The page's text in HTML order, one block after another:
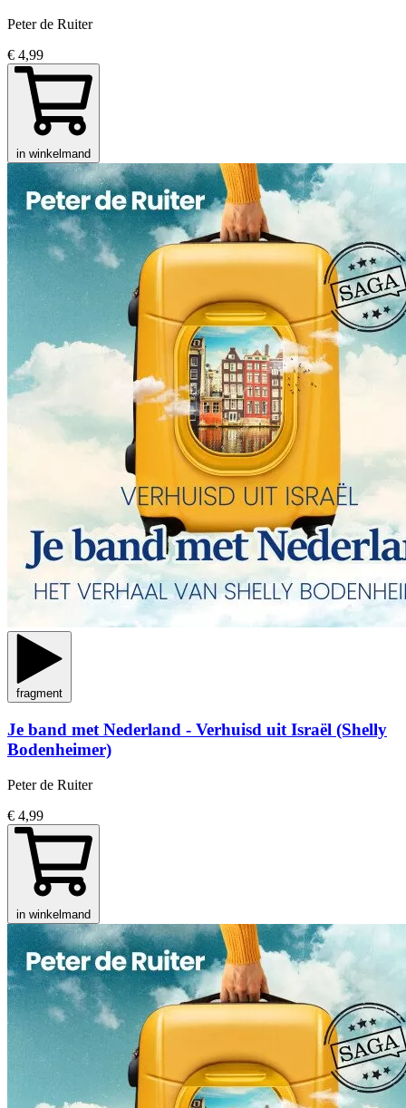
Peter de Ruiter
€ 4,99
in winkelmand
fragment
Je band met Nederland - Verhuisd uit Israël (Shelly
Bodenheimer)
Peter de Ruiter
€ 4,99
in winkelmand